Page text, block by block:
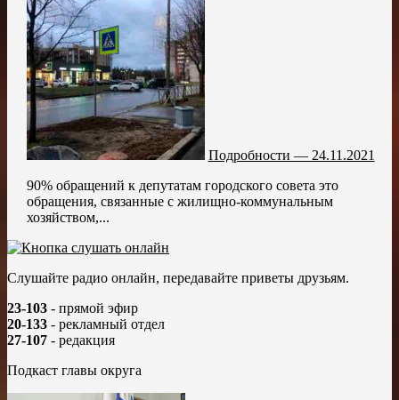
Подробности — 24.11.2021
90% обращений к депутатам городского совета это
обращения, связанные с жилищно-коммунальным
хозяйством,...
Слушайте радио онлайн, передавайте приветы друзьям.
23-103 - прямой эфир
20-133 - рекламный отдел
27-107 - редакция
Подкаст главы округа